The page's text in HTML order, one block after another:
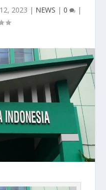
2023 | NEWS | 0 |